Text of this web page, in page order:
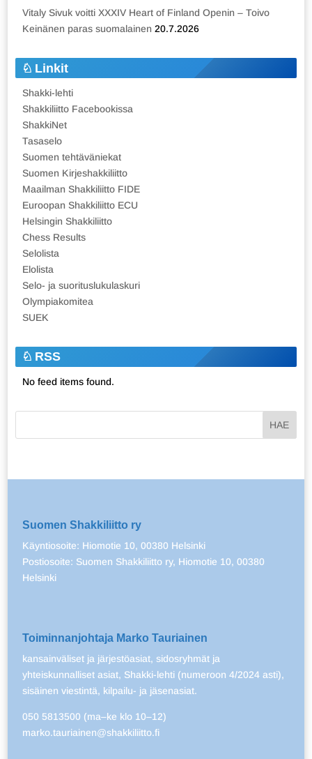
Vitaly Sivuk voitti XXXIV Heart of Finland Openin – Toivo
Keinänen paras suomalainen 20.7.2026
Linkit
Shakki-lehti
Shakkiliitto Facebookissa
ShakkiNet
Tasaselo
Suomen tehtäväniekat
Suomen Kirjeshakkiliitto
Maailman Shakkiliitto FIDE
Euroopan Shakkiliitto ECU
Helsingin Shakkiliitto
Chess Results
Selolista
Elolista
Selo- ja suorituslukulaskuri
Olympiakomitea
SUEK
RSS
No feed items found.
Suomen Shakkiliitto ry
Käyntiosoite: Hiomotie 10, 00380 Helsinki
Postiosoite: Suomen Shakkiliitto ry, Hiomotie 10, 00380
Helsinki
Toiminnanjohtaja Marko Tauriainen
kansainväliset ja järjestöasiat, sidosryhmät ja
yhteiskunnalliset asiat, Shakki-lehti (numeroon 4/2024 asti),
sisäinen viestintä, kilpailu- ja jäsenasiat.
050 5813500 (ma–ke klo 10–12)
marko.tauriainen@shakkiliitto.fi